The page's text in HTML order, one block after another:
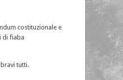
costituzionale e
di fiaba
tutti.